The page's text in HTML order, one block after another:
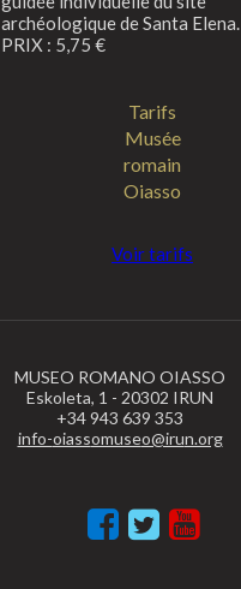
archéologique de Santa Elena.
PRIX : 5,75 €
Tarifs
Musée
romain
Oiasso
Voir tarifs
MUSEO ROMANO OIASSO
Eskoleta, 1 - 20302 IRUN
+34 943 639 353